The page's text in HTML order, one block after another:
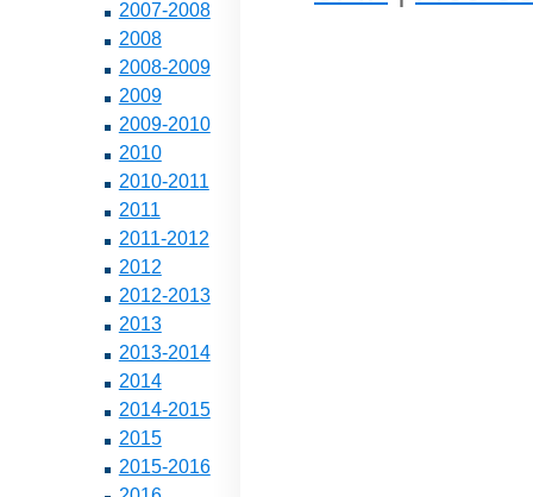
2007-2008
2008
2008-2009
2009
2009-2010
2010
2010-2011
2011
2011-2012
2012
2012-2013
2013
2013-2014
2014
2014-2015
2015
2015-2016